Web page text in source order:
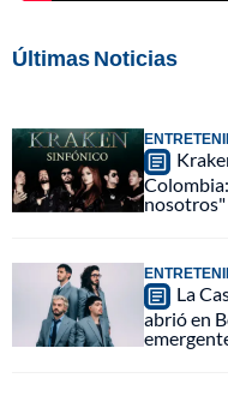
Últimas Noticias
nosotros"
La
abrió en